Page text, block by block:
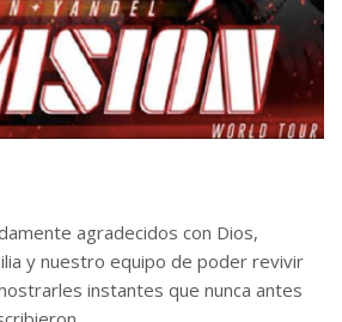
agradecidos con Dios,
y nuestro equipo de poder revivir
instantes que nunca antes